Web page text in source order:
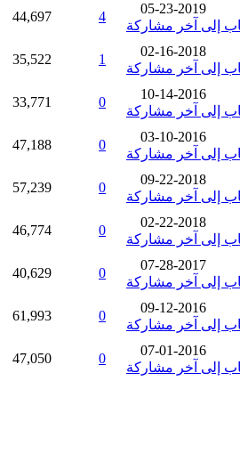
05-23-2019
4
44,697
02-16-2018
1
35,522
10-14-2016
0
33,771
03-10-2016
0
47,188
09-22-2018
0
57,239
02-22-2018
0
46,774
07-28-2017
0
40,629
09-12-2016
0
61,993
07-01-2016
0
47,050